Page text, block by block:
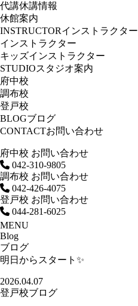
代講休講情報
休館案内
INSTRUCTORインストラクター
インストラクター
キッズインストラクター
STUDIOスタジオ案内
府中校
調布校
登戸校
BLOGブログ
CONTACTお問い合わせ
府中校 お問い合わせ
042-310-9805
調布校 お問い合わせ
042-426-4075
登戸校 お問い合わせ
044-281-6025
MENU
Blog
ブログ
明日からスタート✨
2026.04.07
登戸校ブログ